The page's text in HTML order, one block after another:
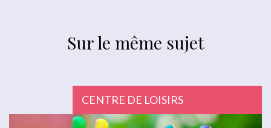
Sur le même sujet
CENTRE DE LOISIRS